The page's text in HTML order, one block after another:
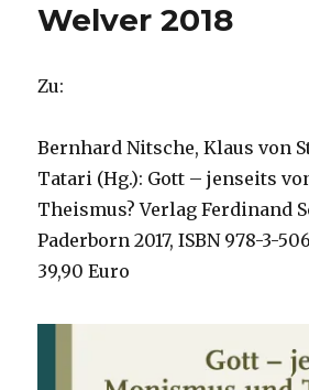
Welver 2018
Zu:
Bernhard Nitsche, Klaus von
Tatari (Hg.): Gott – jenseits
Theismus? Verlag Ferdinand
Paderborn 2017, ISBN 978-3-
39,90 Euro